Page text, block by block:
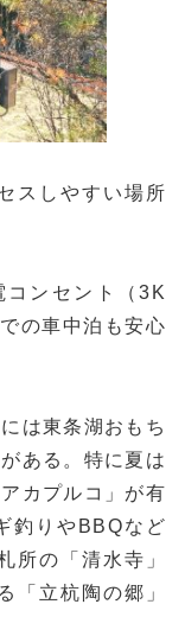
スしやすい場所
コンセント（3K
の車中泊も安心
は東条湖おもち
ある。特に夏は
カプルコ」が有
釣りやBBQなど
所の「清水寺」
「立杭陶の郷」